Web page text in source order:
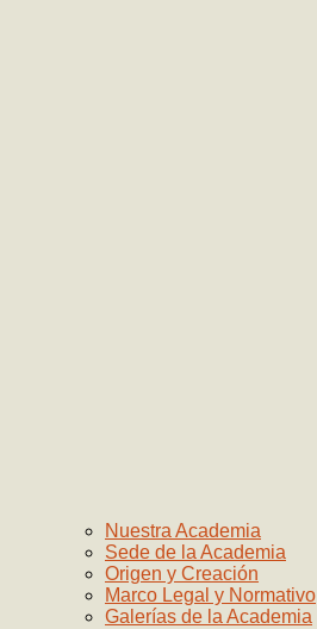
Nuestra Academia
Sede de la Academia
Origen y Creación
Marco Legal y Normativo
Galerías de la Academia